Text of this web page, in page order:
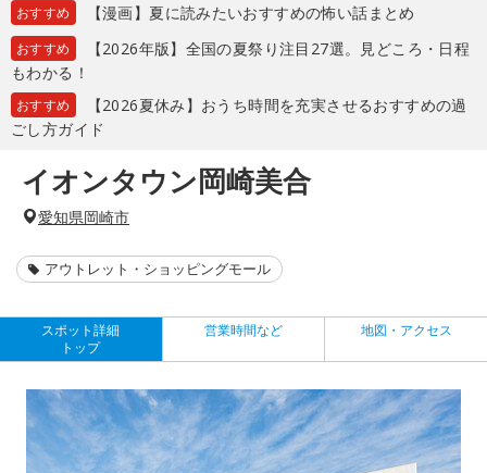
おすすめ 【漫画】夏に読みたいおすすめの怖い話まとめ
おすすめ
【2026年版】全国の夏祭り注目27選。見どころ・日程
もわかる！
おすすめ
【2026夏休み】おうち時間を充実させるおすすめの過
ごし方ガイド
イオンタウン岡崎美合
愛知県岡崎市
アウトレット・ショッピングモール
スポット詳細
トップ
営業時間など 地図・アクセス